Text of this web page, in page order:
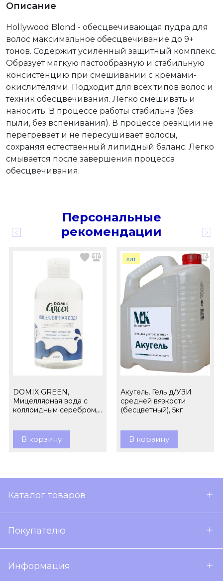
Описание
Hollywood Blond - обесцвечивающая пудра для
волос максимальное обесцвечивание до 9+
тонов. Содержит усиленный защитный комплекс.
Образует мягкую пастообразную и стабильную
консистенцию при смешивании с кремами-
окислителями. Подходит для всех типов волос и
техник обесцвечивания. Легко смешивать и
наносить. В процессе работы стабильна (без
пыли, без вспенивания). В процессе реакции не
перегревает и не пересушивает волосы,
сохраняя естественный липидный баланс. Легко
смывается после завершения процесса
обесцвечивания.
Персональные
рекомендации
DOMIX GREEN,
Мицеллярная вода с
коллоидным серебром,
В корзину
хит
Акугель, Гель д/УЗИ
средней вязкости
(бесцветный), 5кг
В корзину
Каталог товаров
Покупателю
Информация